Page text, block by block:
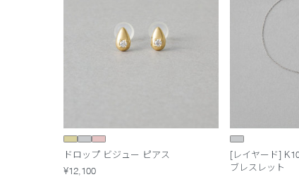
ドロップ ビジュー ピアス
¥12,100
[レイヤード]
ブレスレット